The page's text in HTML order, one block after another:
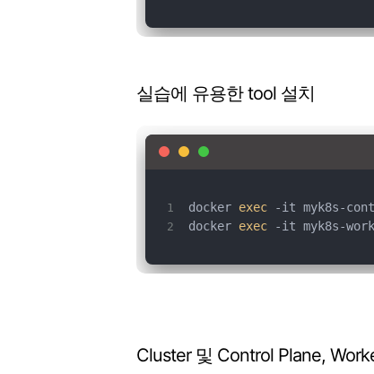
실습에 유용한 tool 설치
docker exec -it myk8s-
docker exec -it myk8s-
Cluster 및 Control Plane,